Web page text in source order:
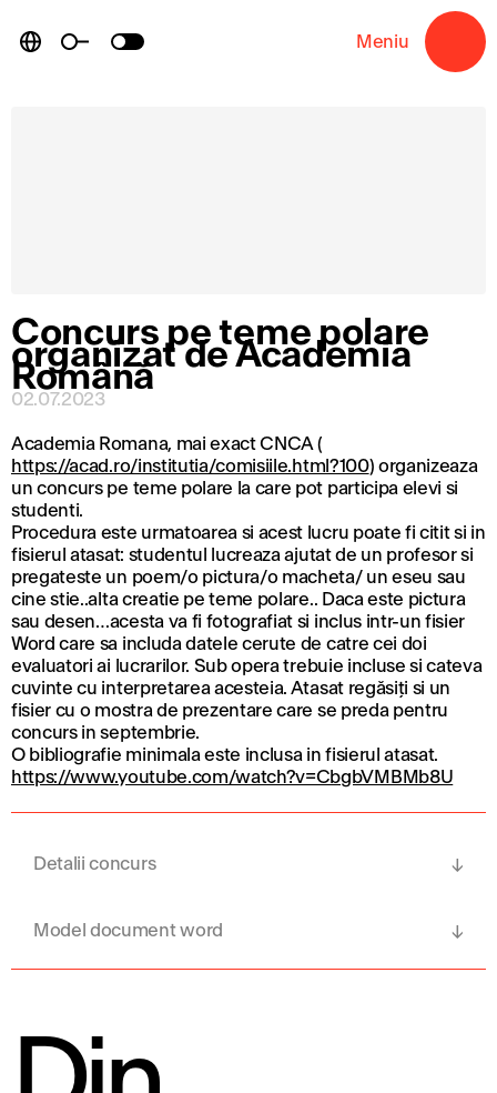
content
Meniu
Concurs pe teme polare
organizat de Academia
Română
02.07.2023
Academia Romana, mai exact CNCA (
https://acad.ro/institutia/comisiile.html?100) organizeaza
un concurs pe teme polare la care pot participa elevi si
studenti.
Procedura este urmatoarea si acest lucru poate fi citit si in
fisierul atasat: studentul lucreaza ajutat de un profesor si
pregateste un poem/o pictura/o macheta/ un eseu sau
cine stie..alta creatie pe teme polare.. Daca este pictura
sau desen…acesta va fi fotografiat si inclus intr-un fisier
Word care sa includa datele cerute de catre cei doi
evaluatori ai lucrarilor. Sub opera trebuie incluse si cateva
cuvinte cu interpretarea acesteia. Atasat regăsiți si un
fisier cu o mostra de prezentare care se preda pentru
concurs in septembrie.
O bibliografie minimala este inclusa in fisierul atasat.
https://www.youtube.com/watch?v=CbgbVMBMb8U
Detalii concurs
Model document word